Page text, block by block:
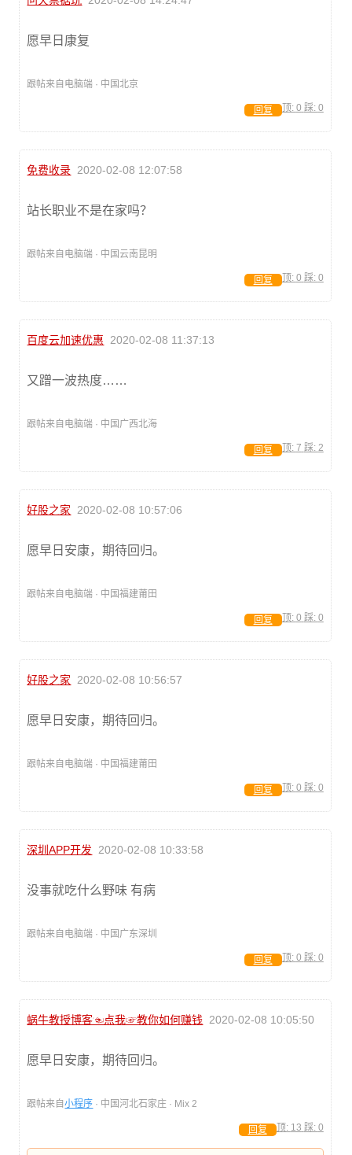
愿早日康复
跟帖来自电脑端 · 中国北京
顶: 0 踩: 0
回复
免费收录 2020-02-08 12:07:58
站长职业不是在家吗？
跟帖来自电脑端 · 中国云南昆明
顶: 0 踩: 0
回复
百度云加速优惠 2020-02-08 11:37:13
又蹭一波热度……
跟帖来自电脑端 · 中国广西北海
顶: 7 踩: 2
回复
好股之家 2020-02-08 10:57:06
愿早日安康，期待回归。
跟帖来自电脑端 · 中国福建莆田
顶: 0 踩: 0
回复
好股之家 2020-02-08 10:56:57
愿早日安康，期待回归。
跟帖来自电脑端 · 中国福建莆田
顶: 0 踩: 0
回复
深圳APP开发 2020-02-08 10:33:58
没事就吃什么野味 有病
跟帖来自电脑端 · 中国广东深圳
顶: 0 踩: 0
回复
蜗牛教授博客☜点我☞教你如何赚钱 2020-02-08 10:05:50
愿早日安康，期待回归。
跟帖来自小程序 · 中国河北石家庄 · Mix 2
顶: 13 踩: 0
回复